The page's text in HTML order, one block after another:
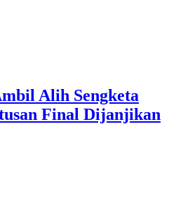
Alih Sengketa
Final Dijanjikan